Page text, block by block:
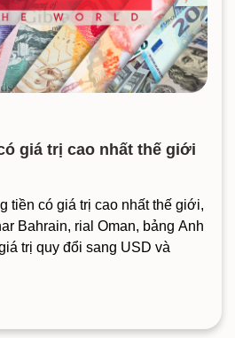
giá trị cao nhất thế giới
tiền có giá trị cao nhất thế giới,
Bahrain, rial Oman, bảng Anh
trị quy đổi sang USD và